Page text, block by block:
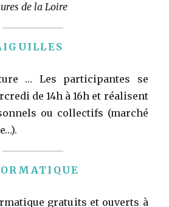
de la Loire
… Les participantes se
de 14h à 16h et réalisent
ou collectifs (marché
gratuits et ouverts à